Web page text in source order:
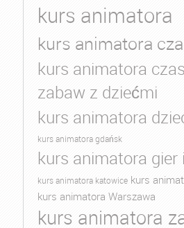
kurs animatora
kurs animatora
kurs animatora
zabaw z dziećmi
kurs animatora
kurs animatora gdańsk
kurs animatora gier
kurs animatora katowice kurs
kurs animatora Warszawa
kurs animatora